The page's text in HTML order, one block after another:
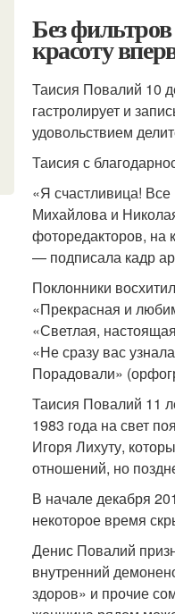
Без
красоту
Таисия Повалий 10
гастролирует и
удовольствием
Таисия с
«Я счастливица!
Михайлова и
фоторедакторов, на
— подписала кадр
Поклонники
«Прекрасная и
«Светлая,
«Не сразу вас
Порадовали»
Таисия Повалий 11
1983 года на свет
Игоря Лихуту,
отношений, но
В начале декабря
некоторое время
Денис Повалий
внутренний
здоров» и прочие